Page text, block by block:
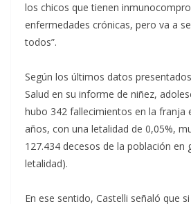
los chicos que tienen
enfermedades crónicas, pero va a
todos”.
Según los últimos datos
Salud en su informe de niñez,
hubo 342 fallecimientos en la franja
años, con una letalidad de 0,05%,
127.434 decesos de la población en
letalidad).
En ese sentido, Castelli señaló que